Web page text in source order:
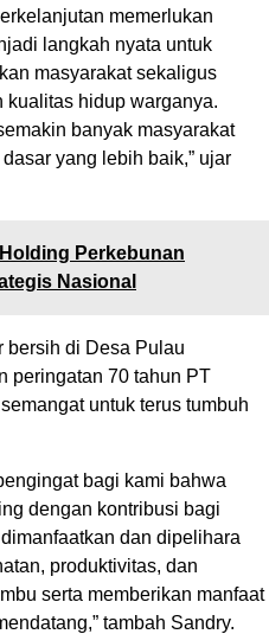
memerlukan
langkah nyata untuk
masyarakat sekaligus
kualitas hidup warganya.
banyak masyarakat
yang lebih baik,” ujar
Perkebunan
Nasional
bersih di Desa Pulau
peringatan 70 tahun PT
untuk terus tumbuh
bagi kami bahwa
dengan kontribusi bagi
dan dipelihara
produktivitas, dan
serta memberikan manfaat
tambah Sandry.